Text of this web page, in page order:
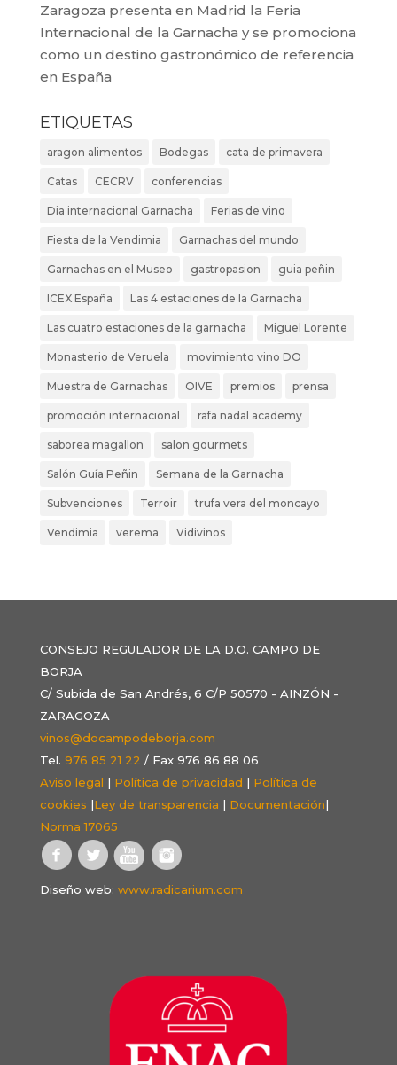
Zaragoza presenta en Madrid la Feria
Internacional de la Garnacha y se promociona
como un destino gastronómico de referencia
en España
ETIQUETAS
aragon alimentos Bodegas cata de primavera
Catas CECRV conferencias
Dia internacional Garnacha Ferias de vino
Fiesta de la Vendimia Garnachas del mundo
Garnachas en el Museo gastropasion guia peñin
ICEX España Las 4 estaciones de la Garnacha
Las cuatro estaciones de la garnacha Miguel Lorente
Monasterio de Veruela movimiento vino DO
Muestra de Garnachas OIVE premios prensa
promoción internacional rafa nadal academy
saborea magallon salon gourmets
Salón Guía Peñin Semana de la Garnacha
Subvenciones Terroir trufa vera del moncayo
Vendimia verema Vidivinos
CONSEJO REGULADOR DE LA D.O. CAMPO DE
BORJA
C/ Subida de San Andrés, 6 C/P 50570 - AINZÓN -
ZARAGOZA
vinos@docampodeborja.com
Tel. 976 85 21 22 / Fax 976 86 88 06
Aviso legal | Política de privacidad | Política de
cookies |Ley de transparencia | Documentación|
Norma 17065
Diseño web: www.radicarium.com